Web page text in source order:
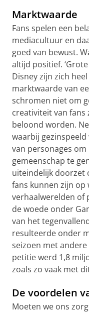
Marktwaarde
Fans spelen een
mediacultuur en
goed van bewust.
altijd positief.
Disney zijn zich
marktwaarde van
schromen niet om
creativiteit van
beloond worden.
waarbij
van personages
gemeenschap te
uiteindelijk doorzet
fans kunnen zijn op
verhaalwerelden of
de woede onder
van het
resulteerde onder
seizoen met
petitie werd 1,8
zoals zo vaak met
De voordelen
Moeten we ons